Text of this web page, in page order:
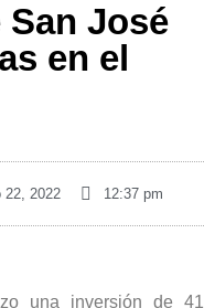
José
en el
22, 2022 12:37 pm
una inversión de 41